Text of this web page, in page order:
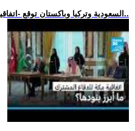
.. السعودية وتركيا وباكستان توقع -اتفاقية مكة- للدفاع المشترك..